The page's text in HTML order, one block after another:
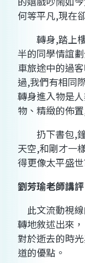
何等平凡,現在
轉身,踏上
半的同學情誼
車旅途中的過
過,我們有相同
轉身進入物是
物、精緻的佈置
扔下書包,
天空,和剛才一
得更像太平盛世
劉芳瑜老師講評
此文流動視
轉地敘述出來
對於逝去的時
道的優點。